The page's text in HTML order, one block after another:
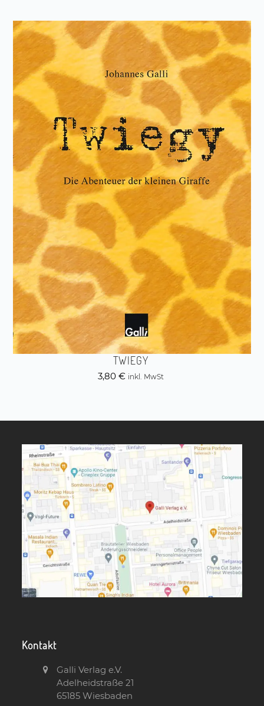
TWIEGY
3,80 € inkl. MwSt
Kontakt
Galli Verlag e.V.
Adelheidstraße 21
65185 Wiesbaden